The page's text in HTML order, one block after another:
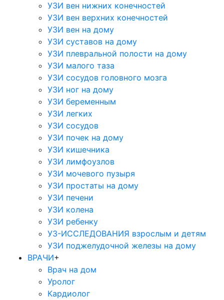
УЗИ вен нижних конечностей
УЗИ вен верхних конечностей
УЗИ вен на дому
УЗИ суставов на дому
УЗИ плевральной полости на дому
УЗИ малого таза
УЗИ сосудов головного мозга
УЗИ ног на дому
УЗИ беременным
УЗИ легких
УЗИ сосудов
УЗИ почек на дому
УЗИ кишечника
УЗИ лимфоузлов
УЗИ мочевого пузыря
УЗИ простаты на дому
УЗИ печени
УЗИ колена
УЗИ ребенку
УЗ-ИССЛЕДОВАНИЯ взрослым и детям
УЗИ поджелудочной железы на дому
ВРАЧИ+
Врач на дом
Уролог
Кардиолог